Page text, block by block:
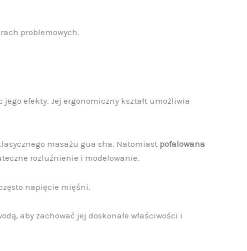
problemowych.
efekty. Jej ergonomiczny kształt umożliwia
masażu gua sha. Natomiast pofalowana
rozluźnienie i modelowanie.
napięcie mięśni.
aby zachować jej doskonałe właściwości i